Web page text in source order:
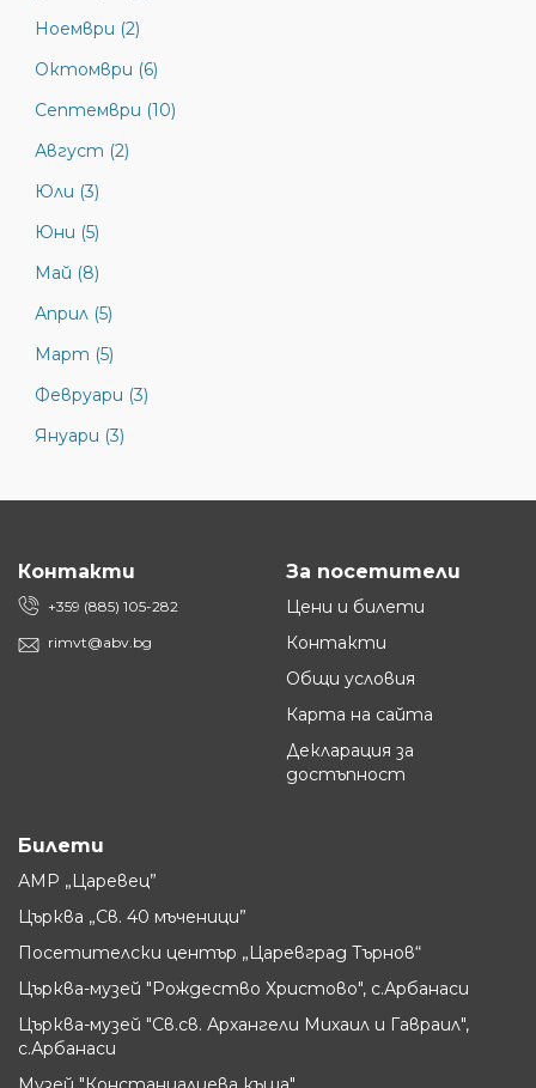
Ноември (2)
Октомври (6)
Септември (10)
Август (2)
Юли (3)
Юни (5)
Май (8)
Април (5)
Март (5)
Февруари (3)
Януари (3)
Контакти
+359 (885) 105-282
rimvt@abv.bg
За посетители
Цени и билети
Контакти
Общи условия
Карта на сайта
Декларация за
достъпност
Билети
АМР „Царевец”
Църква „Св. 40 мъченици”
Посетителски център „Царевград Търнов“
Църква-музей "Рождество Христово", с.Арбанаси
Църква-музей "Св.св. Архангели Михаил и Гавраил",
с.Арбанаси